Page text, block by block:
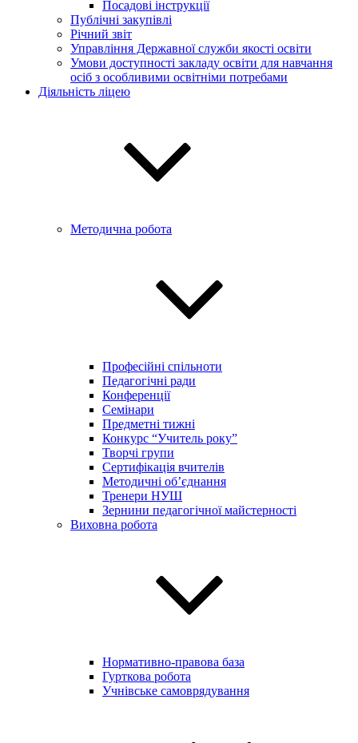
Посадові інструкції
Публічні закупівлі
Річний звіт
Управління Державної служби якості освіти
Умови доступності закладу освіти для навчання
осіб з особливими освітніми потребами
Діяльність ліцею
Методична робота
Професійні спільноти
Педагогічні ради
Конференції
Семінари
Предметні тижні
Конкурс “Учитель року”
Творчі групи
Сертифікація вчителів
Методичні об’єднання
Тренери НУШ
Зернини педагогічної майстерності
Виховна робота
Нормативно-правова база
Гурткова робота
Учнівське самоврядування